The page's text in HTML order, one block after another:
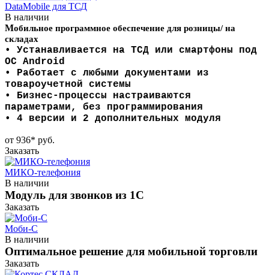
DataMobile для ТСД
В наличии
Мобильное программное обеспечение для розницы/ на
складах
• Устанавливается на ТСД или смартфоны под
ОС Android
• Работает с любыми документами из
товароучетной системы
• Бизнес-процессы настраиваются
параметрами, без программирования
• 4 версии и 2 дополнительных модуля
от 936* руб.
Заказать
МИКО-телефония
В наличии
Модуль для звонков из 1С
Заказать
Моби-С
В наличии
Оптимальное решение для мобильной торговли
Заказать